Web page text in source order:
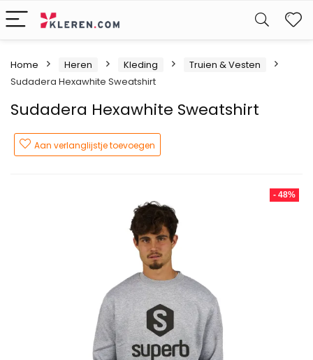
Home Heren Kleding
Truien & Vesten
Sudadera Hexawhite Sweatshirt
Sudadera Hexawhite Sweatshirt
Aan verlanglijstje toevoegen
- 48%